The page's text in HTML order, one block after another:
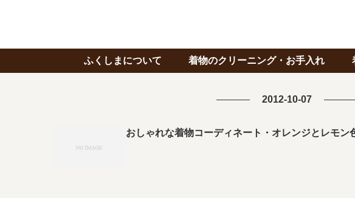
ふくしまについて 着物のクリーニング・お手入れ
2012-10-07
おしゃれな着物コーディネート・オレンジとレモン